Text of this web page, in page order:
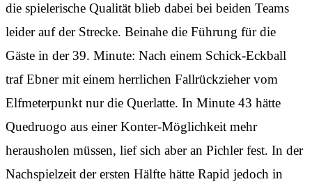
die spielerische Qualität blieb dabei bei beiden Teams
leider auf der Strecke. Beinahe die Führung für die
Gäste in der 39. Minute: Nach einem Schick-Eckball
traf Ebner mit einem herrlichen Fallrückzieher vom
Elfmeterpunkt nur die Querlatte. In Minute 43 hätte
Quedruogo aus einer Konter-Möglichkeit mehr
herausholen müssen, lief sich aber an Pichler fest. In der
Nachspielzeit der ersten Hälfte hätte Rapid jedoch in